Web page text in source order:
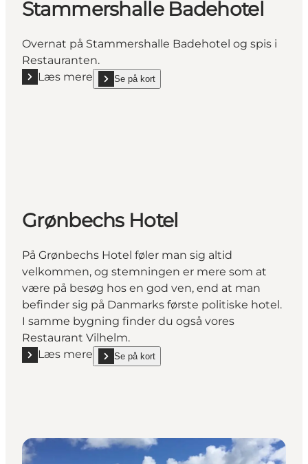
Stammershalle Badehotel
Overnat på Stammershalle Badehotel og spis i
Restauranten.
Læs mere
Læs mere "Stammershalle Badehotel"
Se på kort
show Stammershalle Badehotel on_map
Grønbechs Hotel
På Grønbechs Hotel føler man sig altid
velkommen, og stemningen er mere som at
være på besøg hos en god ven, end at man
befinder sig på Danmarks første politiske hotel.
I samme bygning finder du også vores
Restaurant Vilhelm.
Læs mere
Læs mere "Grønbechs Hotel"
Se på kort
show Grønbechs Hotel on_map